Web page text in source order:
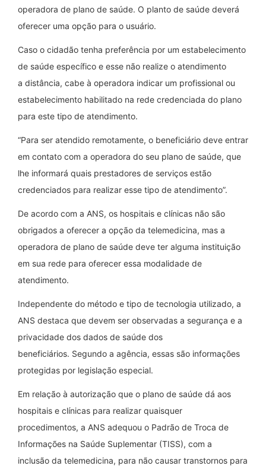
operadora de plano de saúde. O planto de saúde deverá
oferecer uma opção para o usuário.
Caso o cidadão tenha preferência por um estabelecimento
de saúde específico e esse não realize o atendimento
a distância, cabe à operadora indicar um profissional ou
estabelecimento habilitado na rede credenciada do plano
para este tipo de atendimento.
“Para ser atendido remotamente, o beneficiário deve entrar
em contato com a operadora do seu plano de saúde, que
lhe informará quais prestadores de serviços estão
credenciados para realizar esse tipo de atendimento”.
De acordo com a ANS, os hospitais e clínicas não são
obrigados a oferecer a opção da telemedicina, mas a
operadora de plano de saúde deve ter alguma instituição
em sua rede para oferecer essa modalidade de
atendimento.
Independente do método e tipo de tecnologia utilizado, a
ANS destaca que devem ser observadas a segurança e a
privacidade dos dados de saúde dos
beneficiários. Segundo a agência, essas são informações
protegidas por legislação especial.
Em relação à autorização que o plano de saúde dá aos
hospitais e clínicas para realizar quaisquer
procedimentos, a ANS adequou o Padrão de Troca de
Informações na Saúde Suplementar (TISS), com a
inclusão da telemedicina, para não causar transtornos para